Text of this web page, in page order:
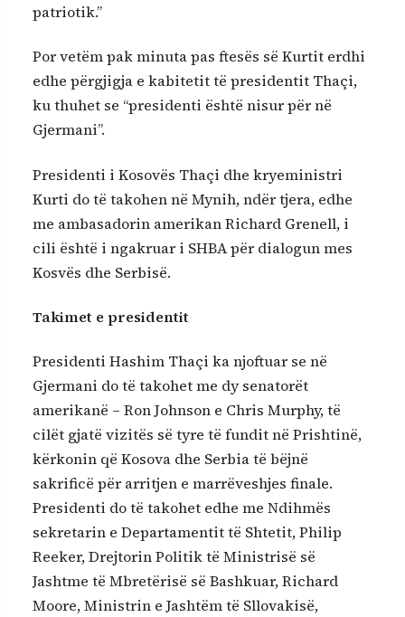
patriotik.”
Por vetëm pak minuta pas ftesës së Kurtit erdhi
edhe përgjigja e kabitetit të presidentit Thaçi,
ku thuhet se “presidenti është nisur për në
Gjermani”.
Presidenti i Kosovës Thaçi dhe kryeministri
Kurti do të takohen në Mynih, ndër tjera, edhe
me ambasadorin amerikan Richard Grenell, i
cili është i ngakruar i SHBA për dialogun mes
Kosvës dhe Serbisë.
Takimet e presidentit
Presidenti Hashim Thaçi ka njoftuar se në
Gjermani do të takohet me dy senatorët
amerikanë – Ron Johnson e Chris Murphy, të
cilët gjatë vizitës së tyre të fundit në Prishtinë,
kërkonin që Kosova dhe Serbia të bëjnë
sakrificë për arritjen e marrëveshjes finale.
Presidenti do të takohet edhe me Ndihmës
sekretarin e Departamentit të Shtetit, Philip
Reeker, Drejtorin Politik të Ministrisë së
Jashtme të Mbretërisë së Bashkuar, Richard
Moore, Ministrin e Jashtëm të Sllovakisë,